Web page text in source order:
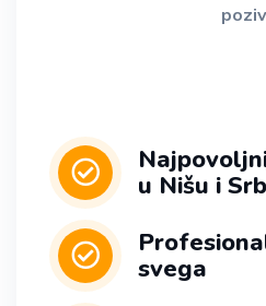
u Nišu i
svega